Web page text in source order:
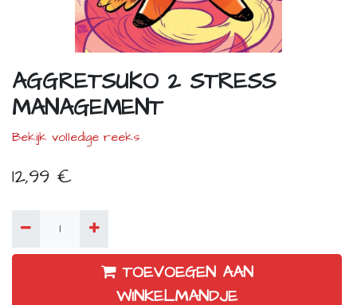
AGGRETSUKO 2 STRESS
MANAGEMENT
Bekijk volledige reeks
12,99 €
TOEVOEGEN AAN
WINKELMANDJE